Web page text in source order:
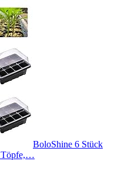
BoloShine 6 Stück
Töpfe,…